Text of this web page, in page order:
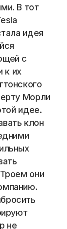
В тот
идея
с
к их
Морли
идее.
клон
они
не